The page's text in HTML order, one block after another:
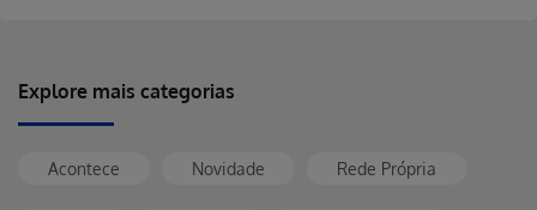
Explore mais categorias
Acontece Novidade Rede Própria